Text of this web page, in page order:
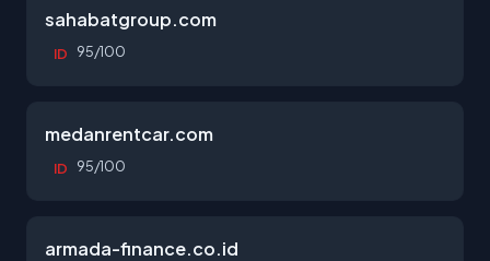
sahabatgroup.com
ID 95/100
medanrentcar.com
ID 95/100
armada-finance.co.id